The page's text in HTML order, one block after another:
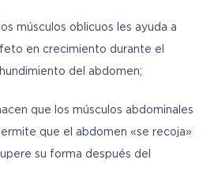
músculos oblicuos les ayuda a
en crecimiento durante el
del abdomen;
que los músculos abdominales
que el abdomen «se recoja»
su forma después del